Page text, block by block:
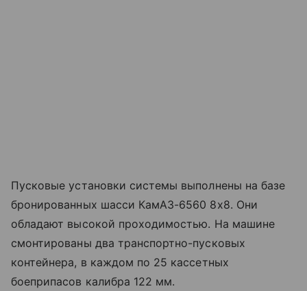
Пусковые установки системы выполнены на базе
бронированных шасси КамАЗ-6560 8х8. Они
обладают высокой проходимостью. На машине
смонтированы два транспортно-пусковых
контейнера, в каждом по 25 кассетных
боеприпасов калибра 122 мм.